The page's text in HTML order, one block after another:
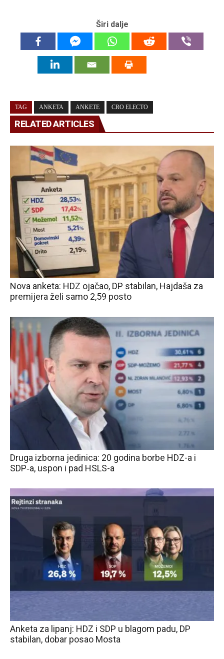
Širi dalje
TAG ANKETA ANKETE CRO ELECTO
RELATED ARTICLES
Nova anketa: HDZ ojačao, DP stabilan, Hajdaša za
premijera želi samo 2,59 posto
Druga izborna jedinica: 20 godina borbe HDZ-a i
SDP‑a, uspon i pad HSLS-a
Anketa za lipanj: HDZ i SDP u blagom padu, DP
stabilan, dobar posao Mosta